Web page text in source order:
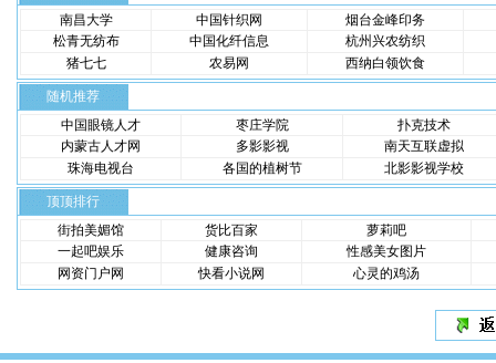
南昌大学
中国针织网
烟台金峰印务
松青无纺布
中国化纤信息
杭州兴农纺织
猪七七
农易网 西纳白领饮食
随机推荐
中国眼镜人才
枣庄学院
扑克技术
内蒙古人才网
多影影视
南天互联虚拟
珠海电视台
各国的植树节 北影影视学校
顶顶排行
街拍美媚馆
货比百家
萝莉吧
一起吧娱乐
健康咨询
性感美女图片
网资门户网
快看小说网 心灵的鸡汤